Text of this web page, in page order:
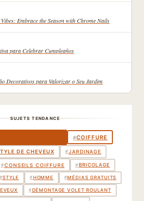
Embrace the Season with Chrome Nails
para Celebrar Cumpleaños
Decorativos para Valorizar o Seu Jardim
SUJETS TENDANCE
#COIFFURE
DE CHEVEUX #JARDINAGE
#CONSEILS COIFFURE #BRICOLAGE
#STYLE # HOMME #MÉDIAS GRATUITS
# DÉMONTAGE VOLET ROULANT